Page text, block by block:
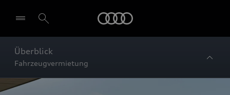
Überblick
Fahrzeugvermietung